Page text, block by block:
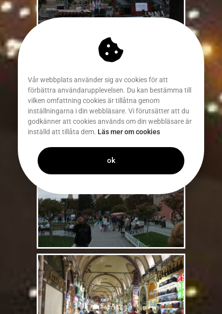
Vår webbplats använder sig av cookies för att
förbättra användarupplevelsen. Du kan bestämma till
vilken omfattning cookies är tillåtna genom
inställningarna i din webbläsare. Vi förutsätter att du
godkänner att cookies används om din webbläsare är
inställd att tillåta dem. Läs mer om cookies
ok